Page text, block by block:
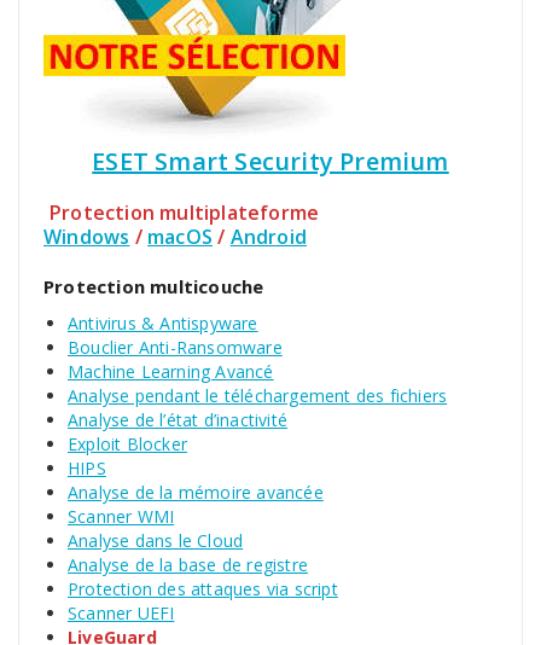
ESET Smart Security Premium
Protection multiplateforme
Windows / macOS / Android
Protection multicouche
Antivirus & Antispyware
Bouclier Anti-Ransomware
Machine Learning Avancé
Analyse pendant le téléchargement des fichiers
Analyse de l’état d’inactivité
Exploit Blocker
HIPS
Analyse de la mémoire avancée
Scanner WMI
Analyse dans le Cloud
Analyse de la base de registre
Protection des attaques via script
Scanner UEFI
LiveGuard